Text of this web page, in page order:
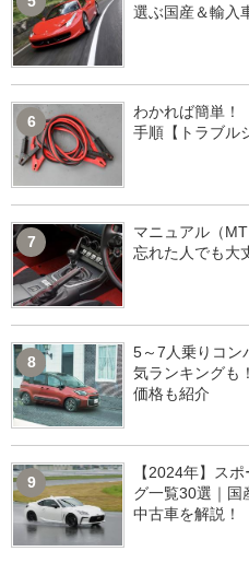
選ぶ国産＆輸入
6
わかれば簡単
手順【トラブル
7
マニュアル（
忘れた人でも大
8
5～7人乗りコン
気ランキングも
価格も紹介
9
【2024年】ス
グ一覧30選｜国
中古車を解説！